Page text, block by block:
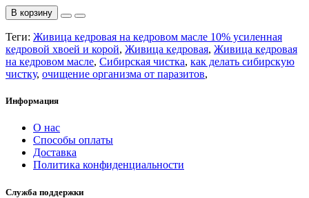
В корзину
Теги: Живица кедровая на кедровом масле 10% усиленная
кедровой хвоей и корой, Живица кедровая, Живица кедровая
на кедровом масле, Сибирская чистка, как делать сибирскую
чистку, очищение организма от паразитов,
Информация
О нас
Способы оплаты
Доставка
Политика конфиденциальности
Служба поддержки